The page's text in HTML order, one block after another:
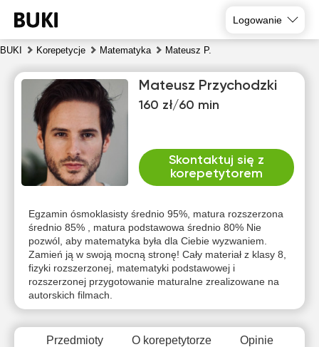
Logowanie
BUKI Korepetycje Matematyka Mateusz P.
Mateusz Przychodzki
160 zł/60 min
Skontaktuj się z
korepetytorem
Egzamin ósmoklasisty średnio 95%, matura rozszerzona
średnio 85% , matura podstawowa średnio 80% Nie
pozwól, aby matematyka była dla Ciebie wyzwaniem.
Zamień ją w swoją mocną stronę! Cały materiał z klasy 8,
fizyki rozszerzonej, matematyki podstawowej i
rozszerzonej przygotowanie maturalne zrealizowane na
autorskich filmach.
Przedmioty O korepetytorze Opinie
9
10
11
12
13
14
19:30
20:00
Brak
dostępnych
terminów
Brak
dostępnych
terminów
Brak
dostępnych
terminów
Brak
dostępnych
terminów
dostępnych